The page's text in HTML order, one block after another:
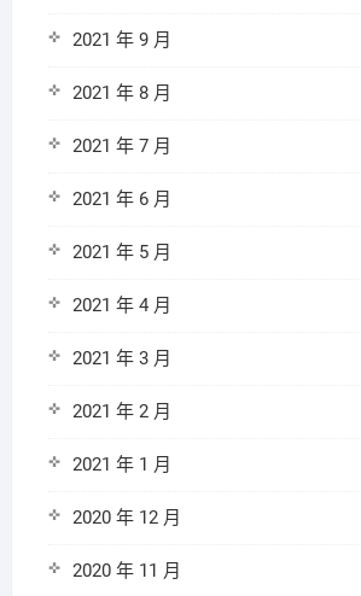
2021 年 9 月
2021 年 8 月
2021 年 7 月
2021 年 6 月
2021 年 5 月
2021 年 4 月
2021 年 3 月
2021 年 2 月
2021 年 1 月
2020 年 12 月
2020 年 11 月